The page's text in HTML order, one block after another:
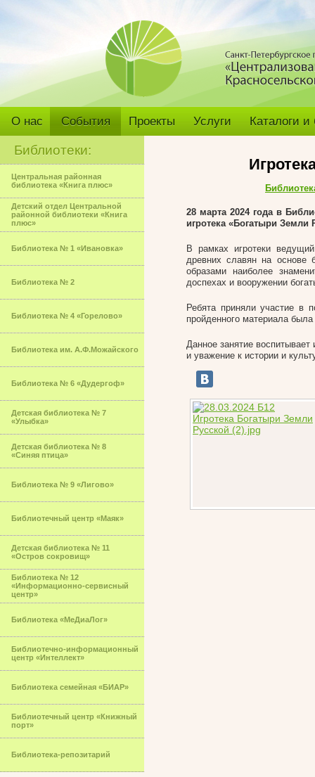
О нас События Проекты Услуги Каталоги
Библиотеки:
Центральная районная
библиотека «Книга плюс»
Детский отдел Центральной
районной библиотеки «Книга
плюс»
Библиотека № 1 «Ивановка»
Библиотека № 2
Библиотека № 4 «Горелово»
Библиотека им. А.Ф.Можайского
Библиотека № 6 «Дудергоф»
Детская библиотека № 7
«Улыбка»
Детская библиотека № 8
«Синяя птица»
Библиотека № 9 «Лигово»
Библиотечный центр «Маяк»
Детская библиотека № 11
«Остров сокровищ»
Библиотека № 12
«Информационно-сервисный
центр»
Библиотека «МеДиаЛог»
Библиотечно-информационный
центр «Интеллект»
Библиотека семейная «БИАР»
Библиотечный центр «Книжный
порт»
Библиотека-репозитарий
28 марта 2024 года в
игротека «Богатыри Земли
В рамках игротеки
древних славян на основе
образами наиболее
доспехах и вооружении
Ребята приняли участие в
пройденного материала
Данное занятие
и уважение к истории и